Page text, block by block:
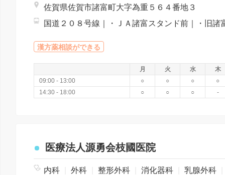
佐賀県佐賀市諸富町大字為重５６４番地３
漢方薬相談ができる
月 火 水
木
09:00 - 13:00
○ ○ ○
○
14:30 - 18:00
○ ○ ○ -
医療法人源勇会枝國医院
内科 外科 整形外科 消化器科 乳腺外科